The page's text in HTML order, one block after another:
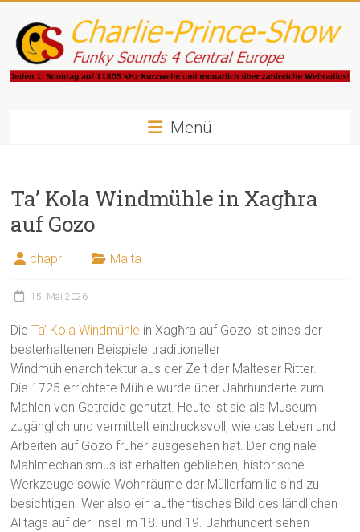
Inhalt
springen
Funky
Sounds
4
Central
Menü
Ta’ Kola Windmühle in Xagħra
auf Gozo
chapri Malta
15. Mai 2026
DieTa’ Kola Windmühle in Xagħra auf Gozo ist eines der
besterhaltenen Beispiele traditioneller
Windmühlenarchitektur aus der Zeit der Malteser Ritter.
Die 1725 errichtete Mühle wurde über Jahrhunderte zum
Mahlen von Getreide genutzt. Heute ist sie als Museum
zugänglich und vermittelt eindrucksvoll, wie das Leben und
Arbeiten auf Gozo früher ausgesehen hat. Der originale
Mahlmechanismus ist erhalten geblieben, historische
Werkzeuge sowie Wohnräume der Müllerfamilie sind zu
besichtigen. Wer also ein authentisches Bild des ländlichen
Alltags auf der Insel im 18. und 19. Jahrhundert sehen